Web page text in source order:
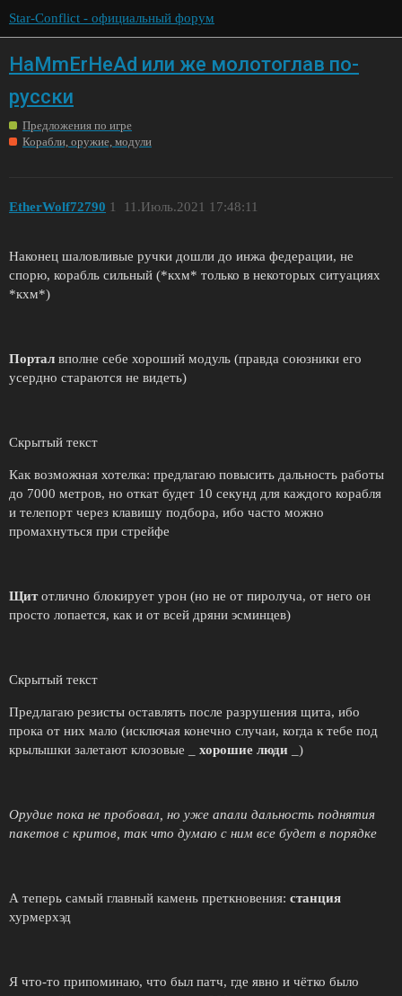
Star-Conflict - официальный форум
HaMmErHeAd или же молотоглав по-
русски
Предложения по игре
Корабли, оружие, модули
EtherWolf72790 11.Июль.2021 17:48:11
1
Наконец шаловливые ручки дошли до инжа федерации, не
спорю, корабль сильный (*кхм* только в некоторых ситуациях
*кхм*)
Портал вполне себе хороший модуль (правда союзники его
усердно стараются не видеть)
Скрытый текст
Как возможная хотелка: предлагаю повысить дальность работы
до 7000 метров, но откат будет 10 секунд для каждого корабля
и телепорт через клавишу подбора, ибо часто можно
промахнуться при стрейфе
Щитотлично блокирует урон (но не от пиролуча, от него он
просто лопается, как и от всей дряни эсминцев)
Скрытый текст
Предлагаю резисты оставлять после разрушения щита, ибо
прока от них мало (исключая конечно случаи, когда к тебе под
крылышки залетают клозовые _ хорошие люди _)
Орудие пока не пробовал, но уже апали дальность поднятия
пакетов с критов, так что думаю с ним все будет в порядке
А теперь самый главный камень преткновения: станция
хурмерхэд
Я что-то припоминаю, что был патч, где явно и чётко было